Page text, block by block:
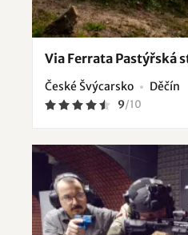
Via Ferrata Pastýřská
České Švýcarsko Děčín
9/10